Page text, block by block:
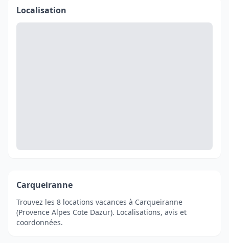
Localisation
Carqueiranne
Trouvez les 8 locations vacances à Carqueiranne
(Provence Alpes Cote Dazur). Localisations, avis et
coordonnées.